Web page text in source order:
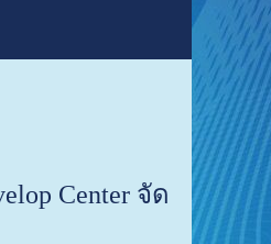
Center จัด